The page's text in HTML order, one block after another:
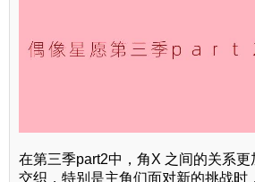
在第三季part2中，角X 之间的关系
交织，特别是主角们面对新的挑战时